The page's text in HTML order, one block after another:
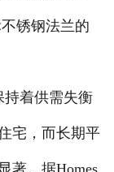
锈钢法兰的
着供需失衡
宅，而长期平